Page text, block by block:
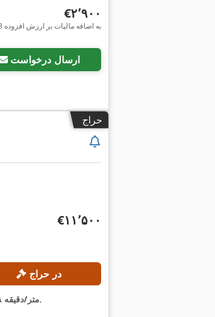
‎€۲٬۹۰۰
VB به اضافه مالیات بر ارزش افزوده
ارسال درخواست
حراج
‎€۱۱٬۵۰۰
در حراج
۱۸ متر/دقیقه,